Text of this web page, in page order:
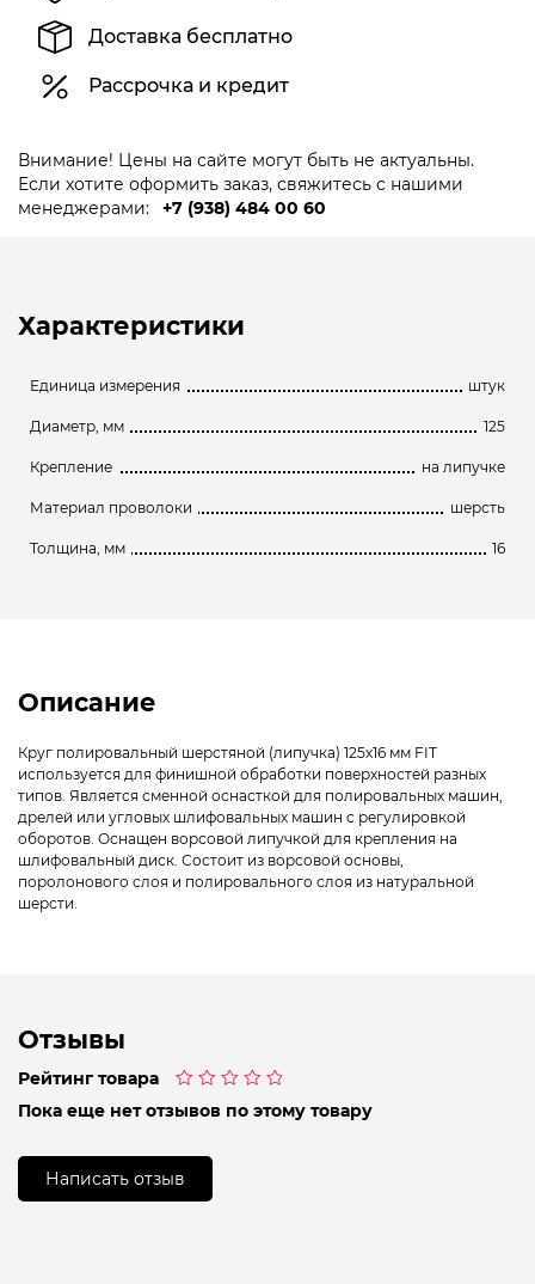
Доставка бесплатно
Рассрочка и кредит
Внимание! Цены на сайте могут быть не актуальны.
Если хотите оформить заказ, свяжитесь с нашими
менеджерами:
+7 (938) 484 00 60
Характеристики
Единица измерения штук
Диаметр, мм 125
Крепление на липучке
Материал проволоки шерсть
Толщина, мм 16
Описание
Круг полировальный шерстяной (липучка) 125х16 мм FIT
используется для финишной обработки поверхностей разных
типов. Является сменной оснасткой для полировальных машин,
дрелей или угловых шлифовальных машин с регулировкой
оборотов. Оснащен ворсовой липучкой для крепления на
шлифовальный диск. Состоит из ворсовой основы,
поролонового слоя и полировального слоя из натуральной
шерсти.
Отзывы
Рейтинг товара
0
Пока еще нет отзывов по этому товару
Написать отзыв